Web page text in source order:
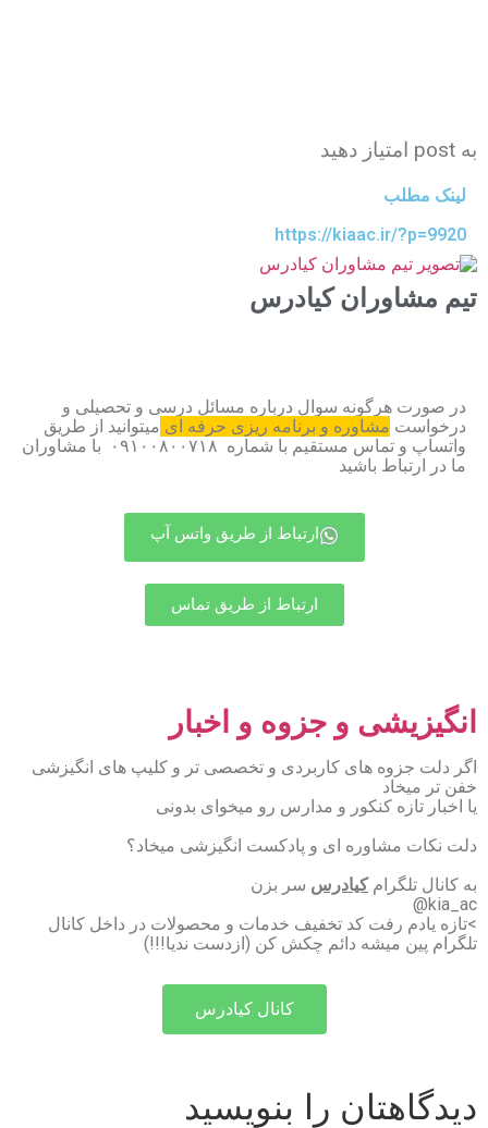
به post امتیاز دهید
لینک مطلب
https://kiaac.ir/?p=9920
تیم مشاوران کیادرس
در صورت هرگونه سوال درباره مسائل درسی و تحصیلی و
درخواست مشاوره و برنامه ریزی حرفه ای میتوانید از طریق
واتساپ و تماس مستقیم با شماره ۰۹۱۰۰۸۰۰۷۱۸ با مشاوران
ما در ارتباط باشید
ارتباط از طریق واتس آپ
ارتباط از طریق تماس
انگیزیشی و جزوه و اخبار
اگر دلت جزوه های کاربردی و تخصصی تر و کلیپ های انگیزشی
خفن تر میخاد
یا اخبار تازه کنکور و مدارس رو میخوای بدونی
دلت نکات مشاوره ای و پادکست انگیزشی میخاد؟
به کانال تلگرامکیادرس سر بزن
kia_ac@
>تازه یادم رفت کد تخفیف خدمات و محصولات در داخل کانال
تلگرام پین میشه دائم چکش کن (ازدست ندیا!!!)
کانال کیادرس
دیدگاهتان را بنویسید